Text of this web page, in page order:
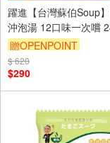
躍進【台灣蘇伯Soup
沖泡湯 12口味一次嚐
12種各2 蛋花湯 特色湯
沖 即沖即食 速食湯 沖
伯 湯塊 非素食
贈OPENPOINT
$ 620
$290